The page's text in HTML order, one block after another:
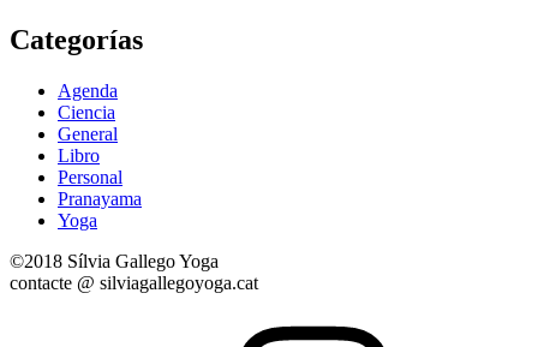
Categorías
Agenda
Ciencia
General
Libro
Personal
Pranayama
Yoga
©2018 Sílvia Gallego Yoga
contacte @ silviagallegoyoga.cat